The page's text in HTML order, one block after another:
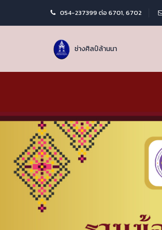
054-237399 ต่อ 6701, 6702
ช่างศิลป์ล้านนา